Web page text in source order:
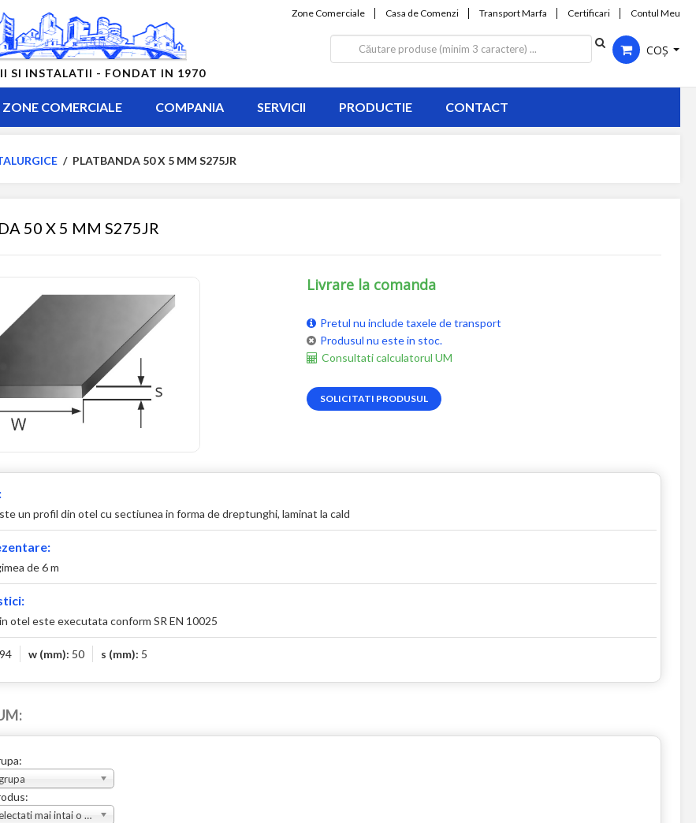
SI INSTALATII - FONDAT IN 1970
Zone Comerciale Casa de Comenzi Transport Marfa Certificari Contul Meu
COȘ
ZONE COMERCIALE COMPANIA SERVICII PRODUCTIE CONTACT
/ PLATBANDA 50 X 5 MM S275JR
50 X 5 MM S275JR
Livrare la comanda
Pretul nu include taxele de transport
Produsul nu este in stoc.
Consultati calculatorul UM
SOLICITATI PRODUSUL
un profil din otel cu sectiunea in forma de dreptunghi, laminat la cald
de 6 m
otel este executata conform SR EN 10025
w (mm): 50 s (mm): 5
Va rugam selectati mai intai o grupa